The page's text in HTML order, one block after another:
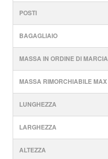
POSTI
BAGAGLIAIO
MASSA IN ORDINE DI MARCIA
MASSA RIMORCHIABILE MAX
LUNGHEZZA
LARGHEZZA
ALTEZZA